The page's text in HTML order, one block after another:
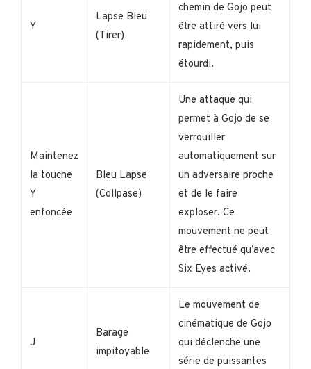
Y
Lapse Bleu
(Tirer)
chemin de Gojo peut
être attiré vers lui
rapidement, puis
étourdi.
Maintenez
la touche
Y
enfoncée
Bleu Lapse
(Collpase)
Une attaque qui
permet à Gojo de se
verrouiller
automatiquement sur
un adversaire proche
et de le faire
exploser. Ce
mouvement ne peut
être effectué qu’avec
Six Eyes activé.
J
Barage
impitoyable
Le mouvement de
cinématique de Gojo
qui déclenche une
série de puissantes